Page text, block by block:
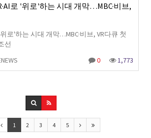
로 '위로'하는 시대 개막…MBC·비브,
'위로'하는 시대 개막…MBC·비브, VR다큐 첫
선
0 1,773
1 2 3 4 5